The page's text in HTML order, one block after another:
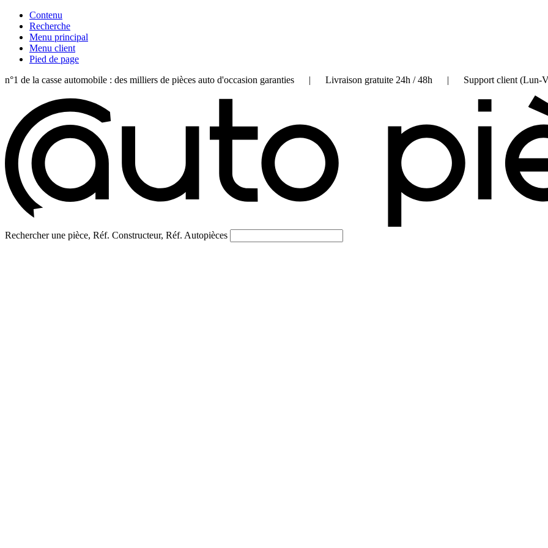
Contenu
Recherche
Menu principal
Menu client
Pied de page
n°1 de la casse automobile : des milliers de pièces auto d'occasion garanties | Livraison gratuite 24h / 48h | Support client (Lun-
Rechercher une pièce, Réf. Constructeur, Réf. Autopièces